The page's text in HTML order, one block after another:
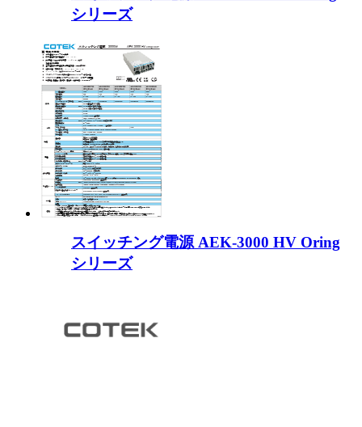
シリーズ
スイッチング電源 AEK-3000 HV Oring
シリーズ